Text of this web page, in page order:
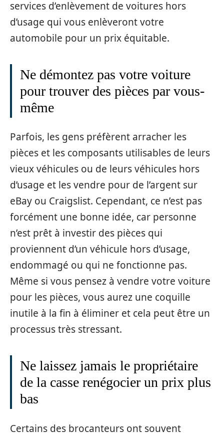
services d’enlèvement de voitures hors
d’usage qui vous enlèveront votre
automobile pour un prix équitable.
Ne démontez pas votre voiture
pour trouver des pièces par vous-
même
Parfois, les gens préfèrent arracher les
pièces et les composants utilisables de leurs
vieux véhicules ou de leurs véhicules hors
d’usage et les vendre pour de l’argent sur
eBay ou Craigslist. Cependant, ce n’est pas
forcément une bonne idée, car personne
n’est prêt à investir des pièces qui
proviennent d’un véhicule hors d’usage,
endommagé ou qui ne fonctionne pas.
Même si vous pensez à vendre votre voiture
pour les pièces, vous aurez une coquille
inutile à la fin à éliminer et cela peut être un
processus très stressant.
Ne laissez jamais le propriétaire
de la casse renégocier un prix plus
bas
Certains des brocanteurs ont souvent